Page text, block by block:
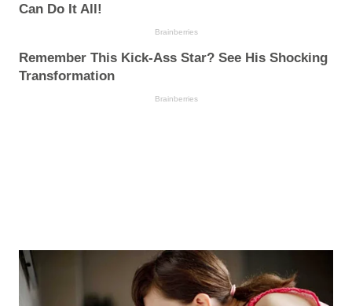
Can Do It All!
Brainberries
Remember This Kick-Ass Star? See His Shocking
Transformation
Brainberries